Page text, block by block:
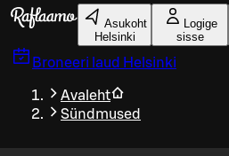
Liigu peamise sisu juurde
Asukoht
Helsinki
Logige
sisse
Broneeri laud Helsinki
Avaleht
Sündmused